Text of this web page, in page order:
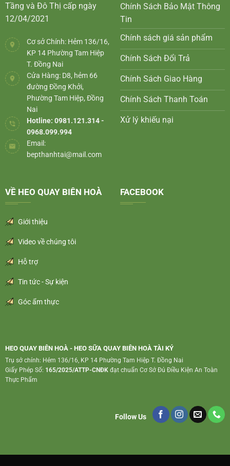
Tầng và Đô Thị cấp ngày
12/04/2021
Cơ sở Chính: Hẻm 136/16,
KP 14 Phường Tam Hiệp
T. Đồng Nai
Cửa Hàng: D8, hẻm 66
đường Đồng Khởi,
Phường Tam Hiệp, Đồng
Nai
Hotline: 0981.121.314 -
0968.099.994
Email:
bepthanhtai@mail.com
Chính Sách Bảo Mật Thông
Tin
Chính sách giá sản phẩm
Chính Sách Đổi Trả
Chính Sách Giao Hàng
Chính Sách Thanh Toán
Xử lý khiếu nại
VỀ HEO QUAY BIÊN HOÀ
Giới thiệu
Video về chúng tôi
Hỗ trợ
Tin tức - Sự kiện
Góc ẩm thực
FACEBOOK
HEO QUAY BIÊN HOÀ - HEO SỮA QUAY BIÊN HOÀ TÀI KÝ
Trụ sở chính: Hẻm 136/16, KP 14 Phường Tam Hiệp T. Đồng Nai
Giấy Phép Số: 165/2025/ATTP-CNĐKđạt chuẩn Cơ Sở Đủ Điều Kiện An Toàn
Thực Phẩm
Follow Us